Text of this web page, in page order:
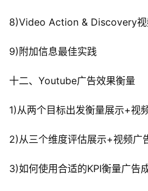
8)Video Action & Discovery视
9)附加信息最佳实践
十二、Youtube广告效果衡量
1)从两个目标出发衡量展示+视
2)从三个维度评估展示+视频广
3)如何使用合适的KPI衡量广告